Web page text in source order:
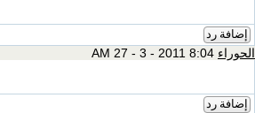
إضافة رد
الحوراء
إضافة رد